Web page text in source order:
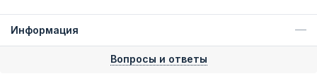
Информация
Вопросы и ответы